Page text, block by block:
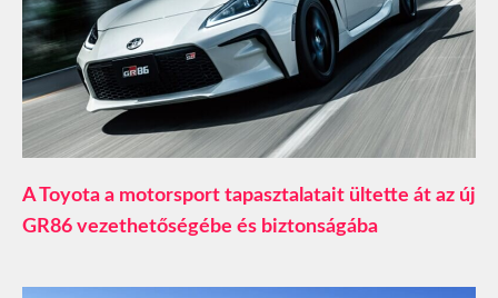
A Toyota a motorsport tapasztalatait ültette át az új
GR86 vezethetőségébe és biztonságába